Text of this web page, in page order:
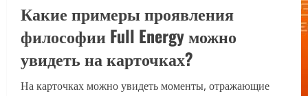
Какие примеры проявления
философии Full Energy можно
увидеть на карточках?
На карточках можно увидеть моменты, отражающие